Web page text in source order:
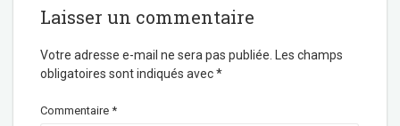
Laisser un commentaire
Votre adresse e-mail ne sera pas publiée.
Les champs
obligatoires sont indiqués avec*
Commentaire *